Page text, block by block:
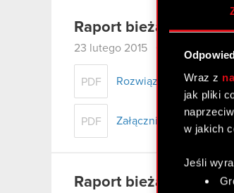
Wraz z
jak pliki
w jakich
Jeśli
Raport bieżący nr 2/
23 lutego 2015 0:00
PDF Rozwiązanie
PDF Załącznik -
Raport bieżący nr 1/